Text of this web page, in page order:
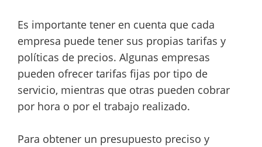
Es importante tener en cuenta que cada
empresa puede tener sus propias tarifas y
políticas de precios. Algunas empresas
pueden ofrecer tarifas fijas por tipo de
servicio, mientras que otras pueden cobrar
por hora o por el trabajo realizado.
Para obtener un presupuesto preciso y